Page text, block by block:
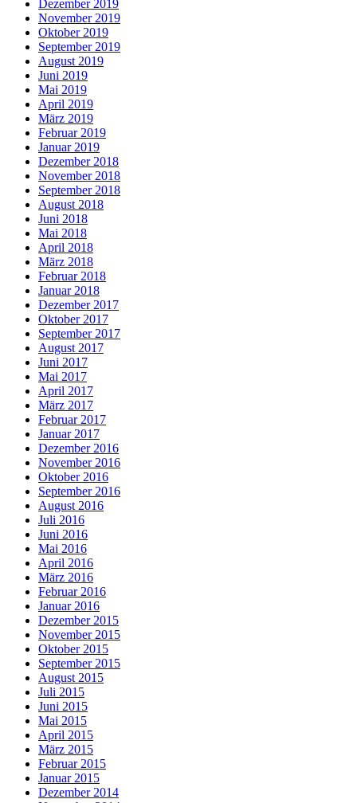
Dezember 2019
November 2019
Oktober 2019
September 2019
August 2019
Juni 2019
Mai 2019
April 2019
März 2019
Februar 2019
Januar 2019
Dezember 2018
November 2018
September 2018
August 2018
Juni 2018
Mai 2018
April 2018
März 2018
Februar 2018
Januar 2018
Dezember 2017
Oktober 2017
September 2017
August 2017
Juni 2017
Mai 2017
April 2017
März 2017
Februar 2017
Januar 2017
Dezember 2016
November 2016
Oktober 2016
September 2016
August 2016
Juli 2016
Juni 2016
Mai 2016
April 2016
März 2016
Februar 2016
Januar 2016
Dezember 2015
November 2015
Oktober 2015
September 2015
August 2015
Juli 2015
Juni 2015
Mai 2015
April 2015
März 2015
Februar 2015
Januar 2015
Dezember 2014